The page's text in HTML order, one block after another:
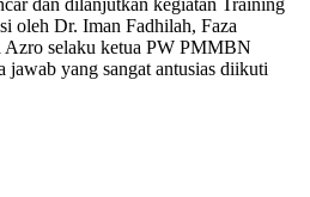
oleh Dr. Iman Fadhilah, Faza
selaku ketua PW PMMBN
jawab yang sangat antusias diikuti